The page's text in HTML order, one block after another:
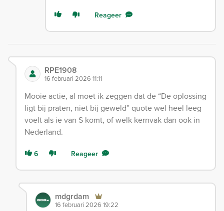
Reageer
RPE1908
16 februari 2026 11:11
Mooie actie, al moet ik zeggen dat de “De oplossing
ligt bij praten, niet bij geweld” quote wel heel leeg
voelt als ie van S komt, of welk kernvak dan ook in
Nederland.
6 Reageer
mdgrdam
16 februari 2026 19:22